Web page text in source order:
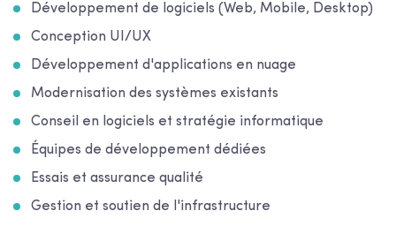
Développement de logiciels (Web, Mobile, Desktop)
Conception UI/UX
Développement d'applications en nuage
Modernisation des systèmes existants
Conseil en logiciels et stratégie informatique
Équipes de développement dédiées
Essais et assurance qualité
Gestion et soutien de l'infrastructure